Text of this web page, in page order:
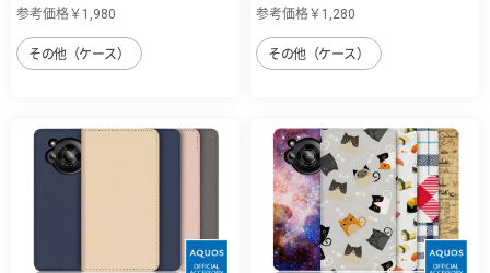
参考価格￥1,980
その他（ケース）
参考価格￥1,280
その他（ケース）